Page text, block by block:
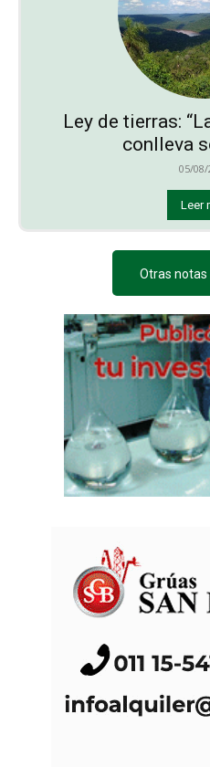
Ley de tierras:
conlleva
05/08/
Leer
Otras notas